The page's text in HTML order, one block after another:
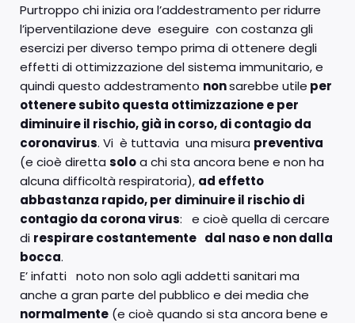
Purtroppo chi inizia ora l’addestramento per ridurre
l’iperventilazione deve eseguire con costanza gli
esercizi per diverso tempo prima di ottenere degli
effetti di ottimizzazione del sistema immunitario, e
quindi questo addestramento nonsarebbe utile per
ottenere subito questa ottimizzazione e per
diminuire il rischio, già in corso, di contagio da
coronavirus. Vi è tuttavia una misura preventiva
(e cioè diretta soloa chi sta ancora bene e non ha
alcuna difficoltà respiratoria), ad effetto
abbastanza rapido, per diminuire il rischio di
contagio da corona virus: e cioè quella di cercare
di respirare costantemente dal naso e non dalla
bocca.
E’ infatti noto non solo agli addetti sanitari ma
anche a gran parte del pubblico e dei media che
normalmente (e cioè quando si sta ancora bene e